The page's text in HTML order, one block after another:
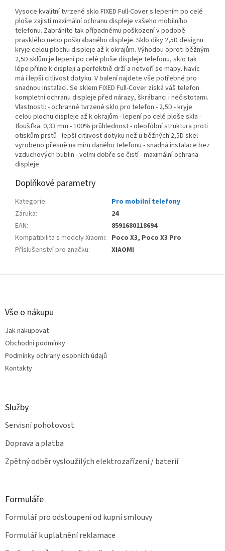
Vysoce kvalitní tvrzené sklo FIXED Full-Cover s lepením po celé
ploše zajistí maximální ochranu displeje vašeho mobilního
telefonu. Zabráníte tak případnému poškození v podobě
prasklého nebo poškrabaného displeje. Sklo díky 2,5D designu
kryje celou plochu displeje až k okrajům. Výhodou oproti běžným
2,5D sklům je lepení po celé ploše displeje telefonu, sklo tak
lépe přilne k displeji a perfektně drží a netvoří se mapy. Navíc
má i lepší citlivost dotyku. V balení najdete vše potřebné pro
snadnou instalaci. Se sklem FIXED Full-Cover získá váš telefon
kompletní ochranu displeje před nárazy, škrábanci i nečistotami.
Vlastnosti: - ochranné tvrzené sklo pro telefon - 2,5D - kryje
celou plochu displeje až k okrajům - lepení po celé ploše skla -
tloušťka: 0,33 mm - 100% průhlednost - oleofóbní struktura proti
otiskům prstů - lepší citlivost dotyku než u běžných 2,5D skel -
vyrobeno přesně na míru daného telefonu - snadná instalace bez
vzduchových bublin - velmi dobře se čistí - maximální ochrana
displeje
Doplňkové parametry
Kategorie:
Pro mobilní telefony
Záruka:
24
EAN:
8591680118694
Kompatibilita s modely Xiaomi: Poco X3, Poco X3 Pro
Příslušenství pro značku: XIAOMI
Z
Vše o nákupu
Jak nakupovat
Obchodní podmínky
Podmínky ochrany osobních údajů
Kontakty
Služby
Servisní pohotovost
Doprava a platba
Zpětný odběr vysloužilých elektrozařízení / baterií
Formuláře
Formulář pro odstoupení od kupní smlouvy
Formulář k uplatnění reklamace